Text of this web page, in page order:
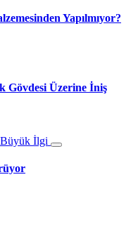
Yapılmıyor?
Gövdesi Üzerine İniş